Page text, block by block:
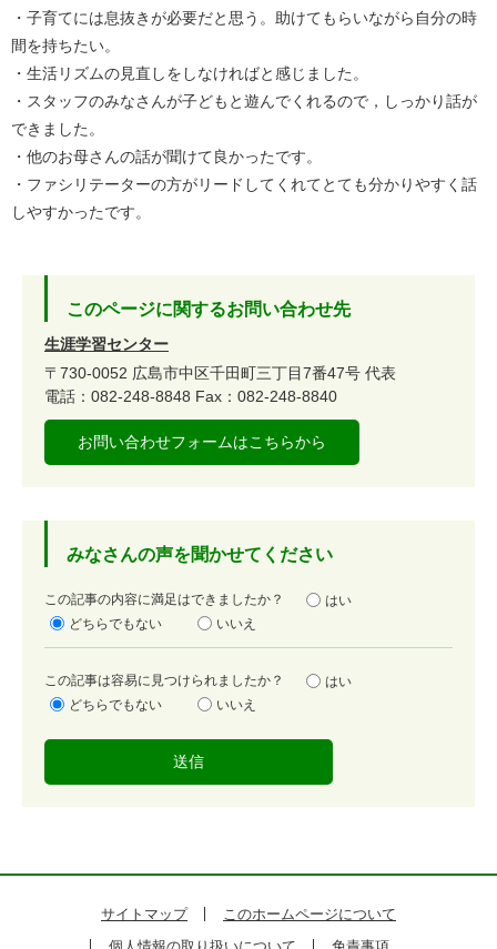
・子育てには息抜きが必要だと思う。助けてもらいながら自分の時
間を持ちたい。
・生活リズムの見直しをしなければと感じました。
・スタッフのみなさんが子どもと遊んでくれるので，しっかり話が
できました。
・他のお母さんの話が聞けて良かったです。
・ファシリテーターの方がリードしてくれてとても分かりやすく話
しやすかったです。
このページに関するお問い合わせ先
生涯学習センター
〒730-0052 広島市中区千田町三丁目7番47号 代表
電話：082-248-8848 Fax：082-248-8840
お問い合わせフォームはこちらから
みなさんの声を聞かせてください
満
足
この記事の内容に満足はできましたか？
はい
どちらでもない
いいえ
容
易
この記事は容易に見つけられましたか？
はい
どちらでもない
いいえ
サイトマップ
このホームページについて